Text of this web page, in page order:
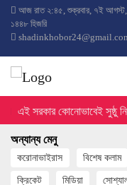
আজ রাত ২:৪৫, শুক্রবার, ৭ই আগস্ট,
১৪৪৮ হিজরি
এই সরকার কোনোভাবেই সুষ্ঠু
অন্যান্য মেনু
করোনাভাইরাস বিশেষ কলাম
ক্রিকেট মিডিয়া